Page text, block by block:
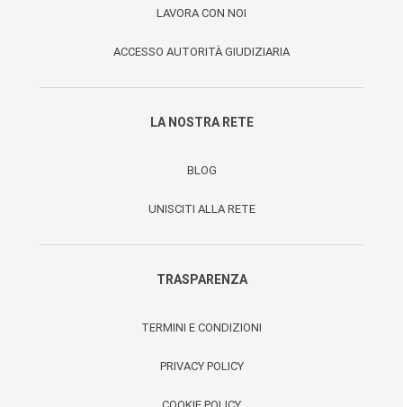
LAVORA CON NOI
ACCESSO AUTORITÀ GIUDIZIARIA
LA NOSTRA RETE
BLOG
UNISCITI ALLA RETE
TRASPARENZA
TERMINI E CONDIZIONI
PRIVACY POLICY